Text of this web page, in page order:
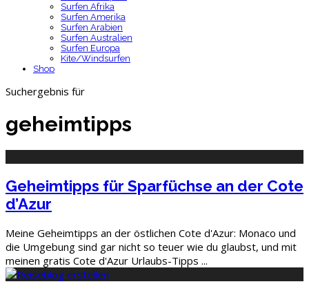
Surfen Afrika
Surfen Amerika
Surfen Arabien
Surfen Australien
Surfen Europa
Kite/Windsurfen
Shop
Suchergebnis für
geheimtipps
Geheimtipps für Sparfüchse an der Cote
d’Azur
Meine Geheimtipps an der östlichen Cote d'Azur: Monaco und
die Umgebung sind gar nicht so teuer wie du glaubst, und mit
meinen gratis Cote d'Azur Urlaubs-Tipps ...